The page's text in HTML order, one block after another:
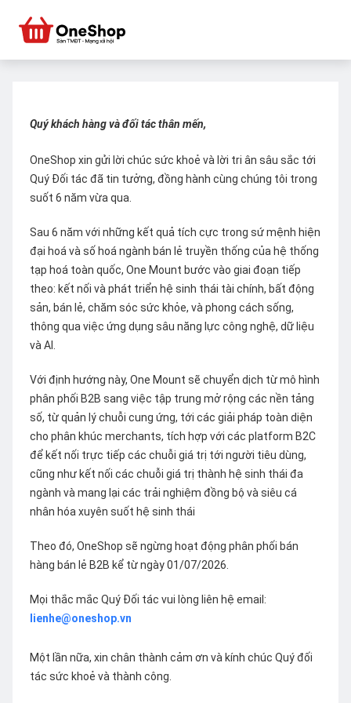
Quý khách hàng và đối tác thân mến,
OneShop xin gửi lời chúc sức khoẻ và lời tri ân sâu sắc tới
Quý Đối tác đã tin tưởng, đồng hành cùng chúng tôi trong
suốt 6 năm vừa qua.
Sau 6 năm với những kết quả tích cực trong sứ mệnh hiện
đại hoá và số hoá ngành bán lẻ truyền thống của hệ thống
tạp hoá toàn quốc, One Mount bước vào giai đoạn tiếp
theo: kết nối và phát triển hệ sinh thái tài chính, bất động
sản, bán lẻ, chăm sóc sức khỏe, và phong cách sống,
thông qua việc ứng dụng sâu năng lực công nghệ, dữ liệu
và AI.
Với định hướng này, One Mount sẽ chuyển dịch từ mô hình
phân phối B2B sang việc tập trung mở rộng các nền tảng
số, từ quản lý chuỗi cung ứng, tới các giải pháp toàn diện
cho phân khúc merchants, tích hợp với các platform B2C
để kết nối trực tiếp các chuỗi giá trị tới người tiêu dùng,
cũng như kết nối các chuỗi giá trị thành hệ sinh thái đa
ngành và mang lại các trải nghiệm đồng bộ và siêu cá
nhân hóa xuyên suốt hệ sinh thái
Theo đó, OneShop sẽ ngừng hoạt động phân phối bán
hàng bán lẻ B2B kể từ ngày 01/07/2026.
Mọi thắc mắc Quý Đối tác vui lòng liên hệ email:
lienhe@oneshop.vn
Một lần nữa, xin chân thành cảm ơn và kính chúc Quý đối
tác sức khoẻ và thành công.